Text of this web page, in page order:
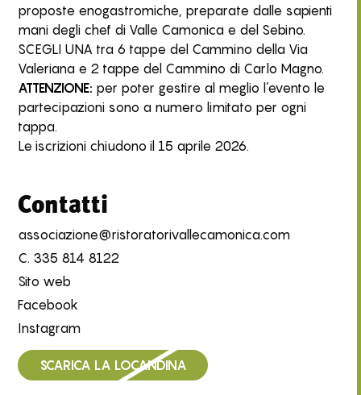
proposte enogastromiche, preparate dalle sapienti
mani degli chef di Valle Camonica e del Sebino.
SCEGLI UNA tra 6 tappe del Cammino della Via
Valeriana e 2 tappe del Cammino di Carlo Magno.
ATTENZIONE: per poter gestire al meglio l’evento le
partecipazioni sono a numero limitato per ogni
tappa.
Le iscrizioni chiudono il 15 aprile 2026.
Contatti
associazione@ristoratorivallecamonica.com
C. 335 814 8122
Sito web
Facebook
Instagram
SCARICA LA LOCANDINA